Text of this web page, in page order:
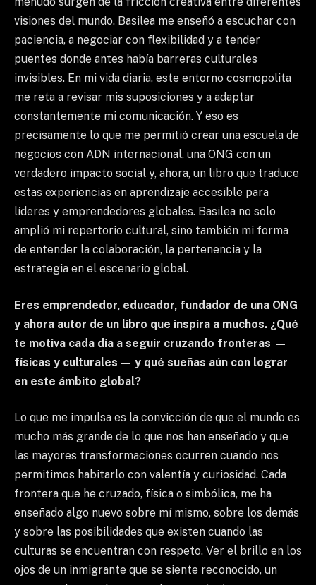
visiones del mundo. Basilea me enseñó a escuchar con
paciencia, a negociar con flexibilidad y a tender
puentes donde antes había barreras culturales
invisibles. En mi vida diaria, este entorno cosmopolita
me reta a revisar mis suposiciones y a adaptar
constantemente mi comunicación. Y eso es
precisamente lo que me permitió crear una escuela de
negocios con ADN internacional, una ONG con un
verdadero impacto social y, ahora, un libro que traduce
estas experiencias en aprendizaje accesible para
líderes y emprendedores globales. Basilea no solo
amplió mi repertorio cultural, sino también mi forma
de entender la colaboración, la pertenencia y la
estrategia en el escenario global.
Eres emprendedor, educador, fundador de una ONG
y ahora autor de un libro que inspira a muchos. ¿Qué
te motiva cada día a seguir cruzando fronteras —
físicas y culturales— y qué sueñas aún con lograr
en este ámbito global?
Lo que me impulsa es la convicción de que el mundo es
mucho más grande de lo que nos han enseñado y que
las mayores transformaciones ocurren cuando nos
permitimos habitarlo con valentía y curiosidad. Cada
frontera que he cruzado, física o simbólica, me ha
enseñado algo nuevo sobre mí mismo, sobre los demás
y sobre las posibilidades que existen cuando las
culturas se encuentran con respeto. Ver el brillo en los
ojos de un inmigrante que se siente reconocido, un